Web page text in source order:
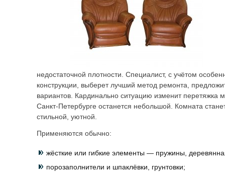
недостаточной плотности. Специалист, с учётом
конструкции, выберет лучший метод ремонта,
вариантов. Кардинально ситуацию изменит перетяжка
Санкт-Петербурге останется небольшой. Комната
стильной, уютной.
Применяются обычно:
жёсткие или гибкие элементы — пружины,
порозаполнители и шпаклёвки, грунтовки;